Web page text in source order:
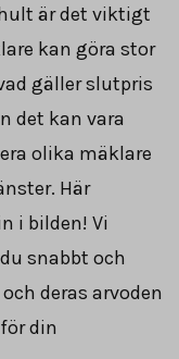
är det viktigt
kan göra stor
gäller slutpris
det kan vara
olika mäklare
Här
i bilden! Vi
snabbt och
deras arvoden
din